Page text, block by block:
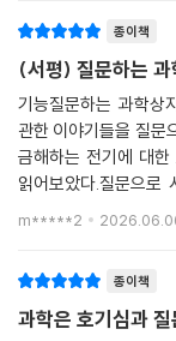
전기 대부분은 발전소
끄는 건, 어딘가 발전
지 않아도 우리가 전
--- p.127
종이책
(서평) 질문하는 과
기능질문하는 과학상
관한 이야기들을 질문
금해하는 전기에 대
읽어보았다.질문으로
다른 질문들로 이어
m*****2
종이책
과학은 호기심과